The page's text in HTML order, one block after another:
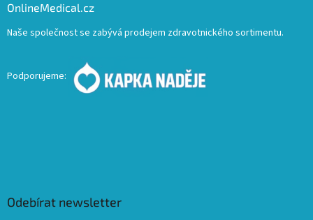
OnlineMedical.cz
Naše společnost se zabývá prodejem zdravotnického sortimentu.
Podporujeme:
Odebírat newsletter